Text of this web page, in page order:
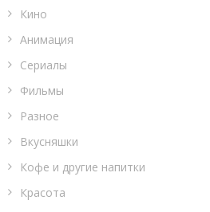
Кино
Анимация
Сериалы
Фильмы
Разное
Вкусняшки
Кофе и другие напитки
Красота